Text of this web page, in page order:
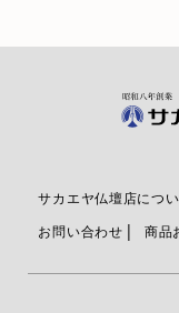
サカエヤ仏壇店につ
お問い合わせ
商品